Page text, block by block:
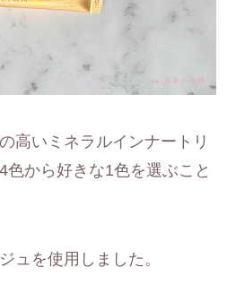
高いミネラルインナートリ
色から好きな1色を選ぶこと
ュを使用しました。